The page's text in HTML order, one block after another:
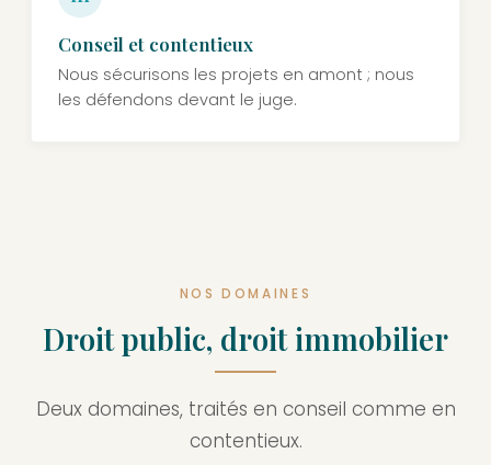
Conseil et contentieux
Nous sécurisons les projets en amont ; nous
les défendons devant le juge.
NOS DOMAINES
Droit public, droit immobilier
Deux domaines, traités en conseil comme en
contentieux.